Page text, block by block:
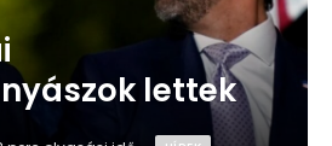
lettek